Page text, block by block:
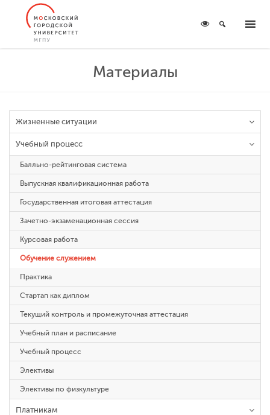
Материалы
Жизненные ситуации
Учебный процесс
Балльно-рейтинговая система
Выпускная квалификационная работа
Государственная итоговая аттестация
Зачетно-экзаменационная сессия
Курсовая работа
Обучение служением
Практика
Стартап как диплом
Текущий контроль и промежуточная аттестация
Учебный план и расписание
Учебный процесс
Элективы
Элективы по физкультуре
Платникам